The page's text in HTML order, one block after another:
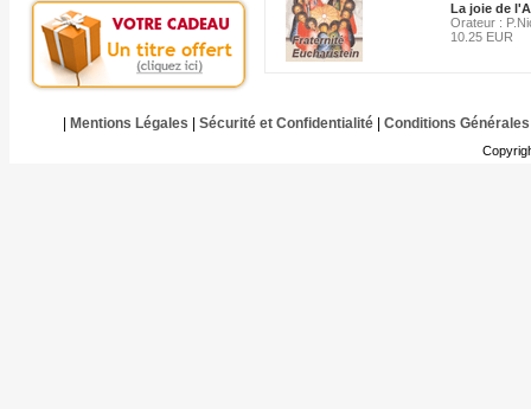
La joie de
Orateur :
10.25 EUR
Mentions Légales Sécurité et Confidentialité| Conditions Générales